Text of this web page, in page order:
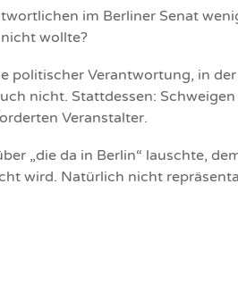
im Berliner Senat
wollte?
politischer Verantwortung, in
nicht. Stattdessen: Schweigen
Veranstalter.
„die da in Berlin“ lauschte,
wird. Natürlich nicht